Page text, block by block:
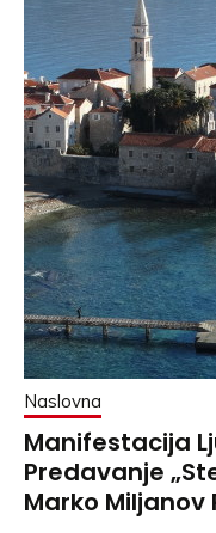
Naslovna
Manifestacija
Predavanje
Marko Miljanov